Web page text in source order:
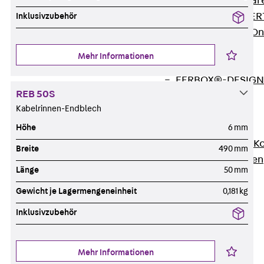
JORDAHL®
JORDAHL® JVB
ISOCHECK
ISODESIGN
FERBOX®-
Services
Beratung, Planung,
Individuelle Lösungen
Ausbau
Produkte
Zurück Produkte
Kabeltragsysteme
Inklusivzubehör
Mehr Informationen
REB 50S
Kabelrinnen-Endblech
Höhe 6 mm
Breite 490 mm
Länge 50 mm
Gewicht je Lagermengeneinheit 0,181 kg
Inklusivzubehör
Mehr Informationen